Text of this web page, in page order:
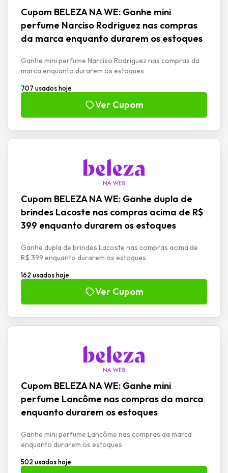
Cupom BELEZA NA WE: Ganhe mini
perfume Narciso Rodriguez nas compras
da marca enquanto durarem os estoques
Ganhe mini perfume Narciso Rodriguez nas compras da
marca enquanto durarem os estoques
707 usados hoje
Ver Cupom
Cupom BELEZA NA WE: Ganhe dupla de
brindes Lacoste nas compras acima de R$
399 enquanto durarem os estoques
Ganhe dupla de brindes Lacoste nas compras acima de
R$ 399 enquanto durarem os estoques
162 usados hoje
Ver Cupom
Cupom BELEZA NA WE: Ganhe mini
perfume Lancôme nas compras da marca
enquanto durarem os estoques
Ganhe mini perfume Lancôme nas compras da marca
enquanto durarem os estoques
502 usados hoje